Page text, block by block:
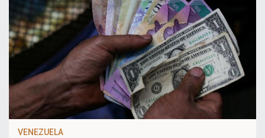
VENEZUELA